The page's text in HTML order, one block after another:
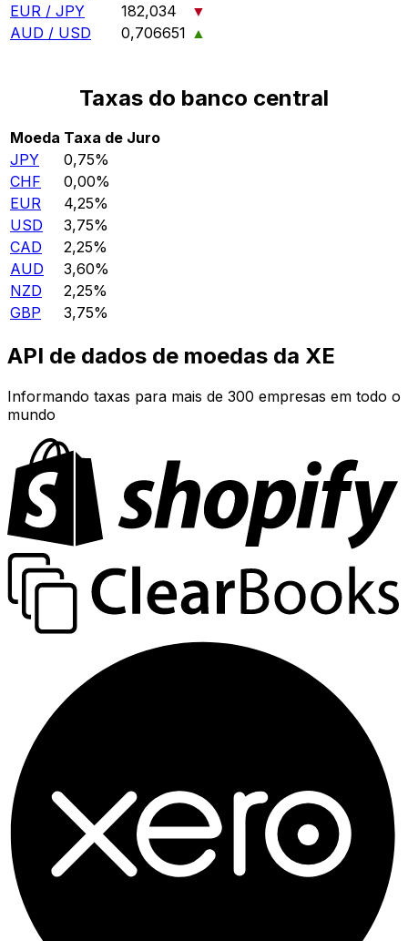
EUR / JPY
182,034
▼
AUD / USD
0,706651 ▲
Taxas do banco central
Moeda Taxa de Juro
JPY
0,75%
CHF
0,00%
EUR
4,25%
USD
3,75%
CAD
2,25%
AUD
3,60%
NZD
2,25%
GBP
3,75%
API de dados de moedas da XE
Informando taxas para mais de 300 empresas em todo o
mundo